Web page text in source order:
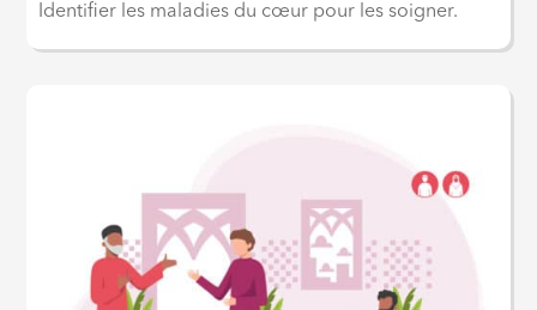
Identifier les maladies du cœur pour les soigner.